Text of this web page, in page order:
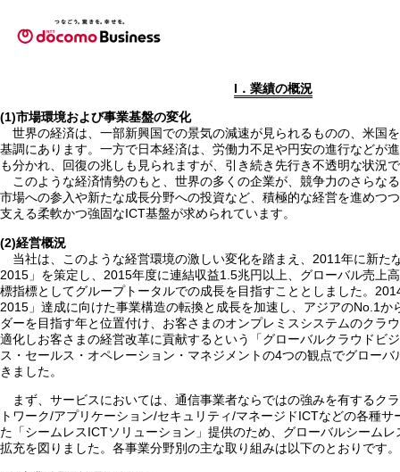
I．業績の概況
(1)市場環境および事業基盤の変化
世界の経済は、一部新興国での景気の減速が見られるものの、米国
基調にあります。一方で日本経済は、労働力不足や円安の進行などが
も分かれ、回復の兆しも見られますが、引き続き先行き不透明な状況
このような経済情勢のもと、世界の多くの企業が、競争力のさらな
市場への参入や新たな成長分野への投資など、積極的な経営を進めつ
支える柔軟かつ強固なICT基盤が求められています。
(2)経営概況
当社は、このような経営環境の激しい変化を踏まえ、2011年に新た
2015」を策定し、2015年度に連結収益1.5兆円以上、グローバル売上
標指標としてグループトータルでの成長を目指すこととしました。
2015」達成に向けた事業構造の転換と成長を加速し、アジアのNo.1か
ダーを目指す年と位置付け、お客さまのオンプレミスシステムのクラ
適化しお客さまの経営改革に貢献するという「グローバルクラウドビ
ス・セールス・オペレーション・マネジメントの4つの観点でグロー
きました。
まず、サービスにおいては、通信事業者ならではの強みを有するク
トワーク/アプリケーション/セキュリティ/マネージドICTなどの各種
た「シームレスICTソリューション」提供のため、グローバルシーム
拡充を図りました。各事業分野別の主な取り組みは以下のとおりです。